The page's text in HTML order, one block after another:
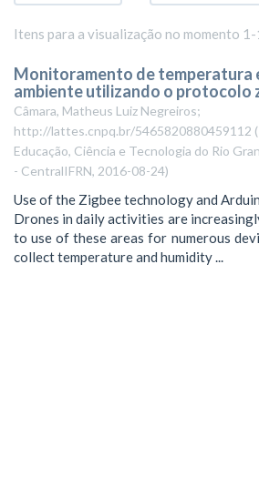
Itens para a visualização no momento 1-
Monitoramento de temperatura
ambiente utilizando o protocolo
Câmara, Matheus Luiz Negreiros;
http://lattes.cnpq.br/5465820880459112 (
Educação, Ciência e Tecnologia do Rio
- CentralIFRN, 2016-08-24)
Use of the Zigbee technology and
Drones in daily activities are
to use of these areas for numerous
collect temperature and humidity ...